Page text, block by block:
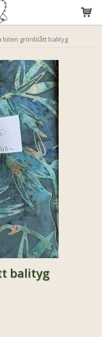
i varukorgen
biten grönblått balityg
balityg